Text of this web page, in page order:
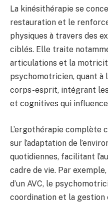
La kinésithérapie se
restauration et le
physiques à travers des
ciblés. Elle traite
articulations et la
psychomotricien, quant
corps-esprit, intégrant
et cognitives qui
L’ergothérapie complète
sur l’adaptation de
quotidiennes, facilitant
cadre de vie. Par
d’un AVC, le
coordination et la gestion